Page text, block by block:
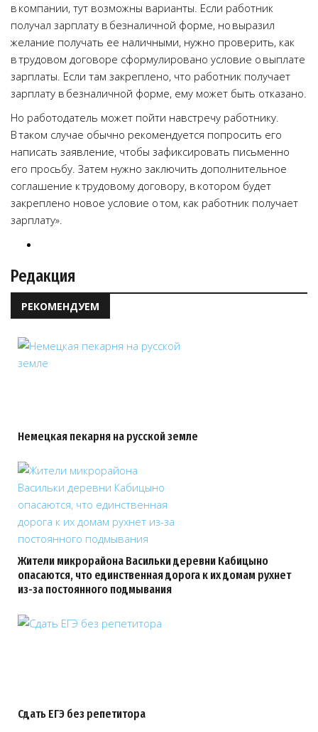
в компании, тут возможны варианты. Если работник
получал зарплату в безналичной форме, но выразил
желание получать ее наличными, нужно проверить, как
в трудовом договоре сформулировано условие о выплате
зарплаты. Если там закреплено, что работник получает
зарплату в безналичной форме, ему может быть отказано.
Но работодатель может пойти навстречу работнику.
В таком случае обычно рекомендуется попросить его
написать заявление, чтобы зафиксировать письменно
его просьбу. Затем нужно заключить дополнительное
соглашение к трудовому договору, в котором будет
закреплено новое условие о том, как работник получает
зарплату».
Редакция
РЕКОМЕНДУЕМ
Немецкая пекарня на русской земле
Жители микрорайона Васильки деревни Кабицыно
опасаются, что единственная дорога к их домам рухнет
из-за постоянного подмывания
Сдать ЕГЭ без репетитора